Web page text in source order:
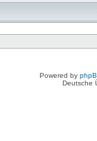
Powered by
Deutsche